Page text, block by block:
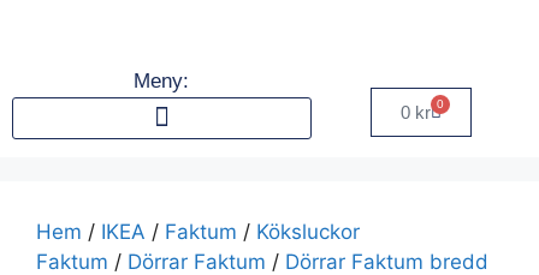
Meny:
0 kr 0
Hem / IKEA / Faktum / Köksluckor
Faktum / Dörrar Faktum / Dörrar Faktum bredd